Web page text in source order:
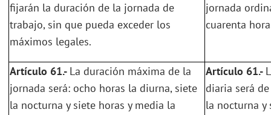
fijarán la duración de la jornada de
trabajo, sin que pueda exceder los
máximos legales.
jornada
cuarenta
Artículo 61.- La duración máxima de la
jornada será: ocho horas la diurna, siete
la nocturna y siete horas y media la
Artículo 61.-
diaria será
la nocturna y